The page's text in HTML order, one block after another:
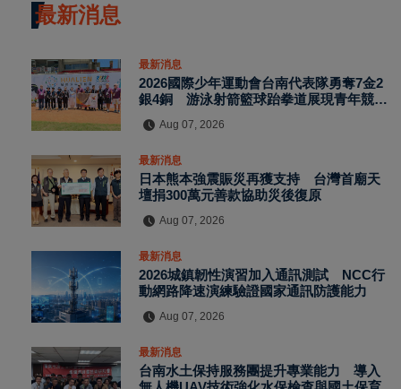
最新消息
最新消息
2026國際少年運動會台南代表隊勇奪7金2
銀4銅 游泳射箭籃球跆拳道展現青年競技
Aug 07, 2026
最新消息
日本熊本強震賑災再獲支持 台灣首廟天
壇捐300萬元善款協助災後復原
Aug 07, 2026
最新消息
2026城鎮韌性演習加入通訊測試 NCC行
動網路降速演練驗證國家通訊防護能力
Aug 07, 2026
最新消息
台南水土保持服務團提升專業能力 導入